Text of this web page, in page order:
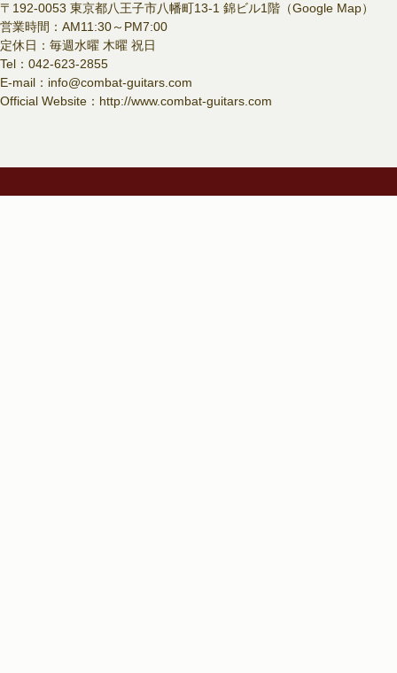
〒192-0053 東京都八王子市八幡町13-1 錦ビル1階（Google Map）
営業時間：AM11:30～PM7:00
定休日：毎週水曜 木曜 祝日
Tel： 042-623-2855
E-mail： info@combat-guitars.com
Official Website： http://www.combat-guitars.com